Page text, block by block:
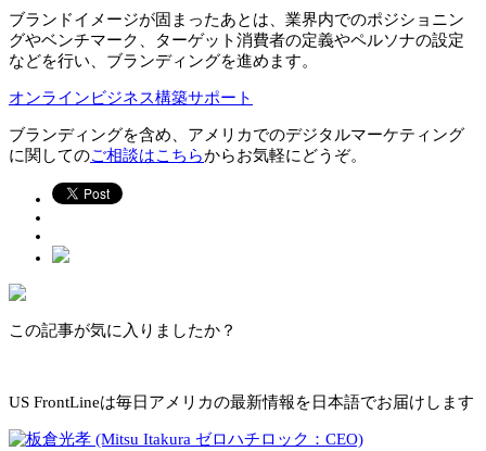
ブランドイメージが固まったあとは、業界内でのポジショニン
グやベンチマーク、ターゲット消費者の定義やペルソナの設定
などを行い、ブランディングを進めます。
オンラインビジネス構築サポート
ブランディングを含め、アメリカでのデジタルマーケティング
に関してのご相談はこちらからお気軽にどうぞ。
この記事が気に入りましたか？
US FrontLineは毎日アメリカの最新情報を日本語でお届けします